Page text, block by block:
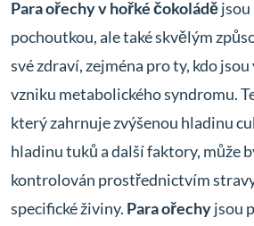
Para ořechy v hořké čokoládějsou
pochoutkou, ale také skvělým
své zdraví, zejména pro ty, kdo
vzniku metabolického syndromu.
který zahrnuje zvýšenou hladinu
hladinu tuků a další faktory, může
kontrolován prostřednictvím
specifické živiny. Para ořechyjsou